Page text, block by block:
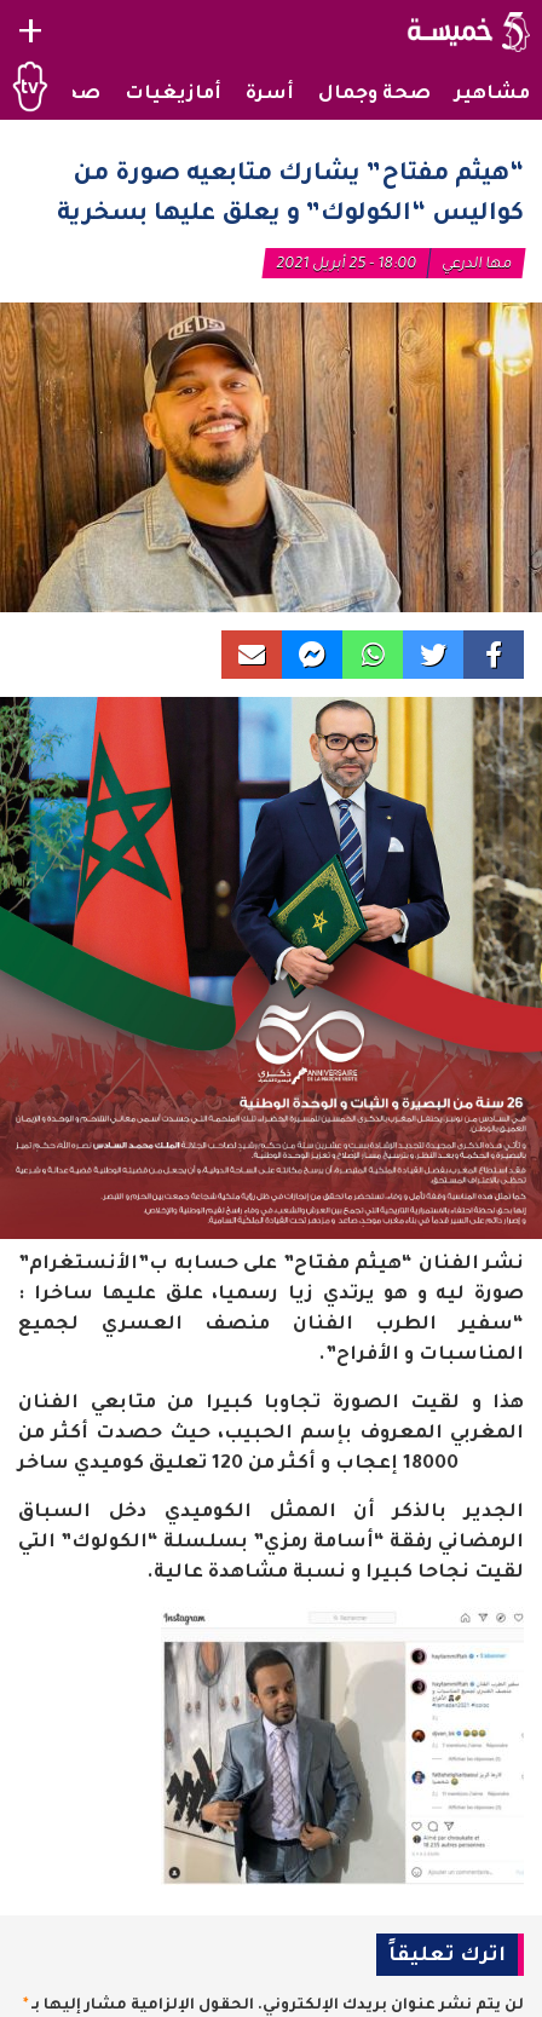
+
مشاهير صحة وجمال أسرة أمازيغيات صحراويات
“هيثم مفتاح” يشارك متابعيه صورة من
كواليس “الكولوك” و يعلق عليها بسخرية
مها الدرعي 18:00 - 25 أبريل 2021
نشر الفنان “هيثم مفتاح” على حسابه ب”الأنستغرام”
صورة ليه و هو يرتدي زيا رسميا، علق عليها ساخرا :
“سفير الطرب الفنان منصف العسري لجميع
المناسبات و الأفراح”.
هذا و لقيت الصورة تجاوبا كبيرا من متابعي الفنان
المغربي المعروف بإسم الحبيب، حيث حصدت أكثر من
18000 إعجاب و أكثر من 120 تعليق كوميدي ساخر
الجدير بالذكر أن الممثل الكوميدي دخل السباق
الرمضاني رفقة “أسامة رمزي” بسلسلة “الكولوك” التي
لقيت نجاحا كبيرا و نسبة مشاهدة عالية.
اترك تعليقاً
لن يتم نشر عنوان بريدك الإلكتروني. الحقول الإلزامية مشار إليها بـ *